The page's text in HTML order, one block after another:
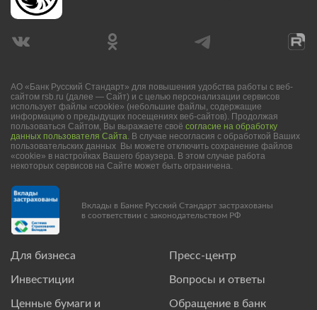
Для бизнеса
Инвестиции
Ценные бумаги и
Пресс-центр
Вопросы и ответы
Обращение в банк
АО «Банк Русский Стандарт» для повышения удобства работы с веб-
сайтом rsb.ru (далее — Сайт) и с целью персонализации сервисов
использует файлы «cookie» (небольшие файлы, содержащие
информацию о предыдущих посещениях веб-сайтов). Продолжая
пользоваться Сайтом, Вы выражаете своё согласие на обработку
данных пользователя Сайта. В случае несогласия с обработкой Ваших
пользовательских данных Вы можете отключить сохранение файлов
«cookie» в настройках Вашего браузера. В этом случае работа
некоторых сервисов на Сайте может быть ограничена.
Вклады в Банке Русский Стандарт застрахованы
в соответствии с законодательством РФ